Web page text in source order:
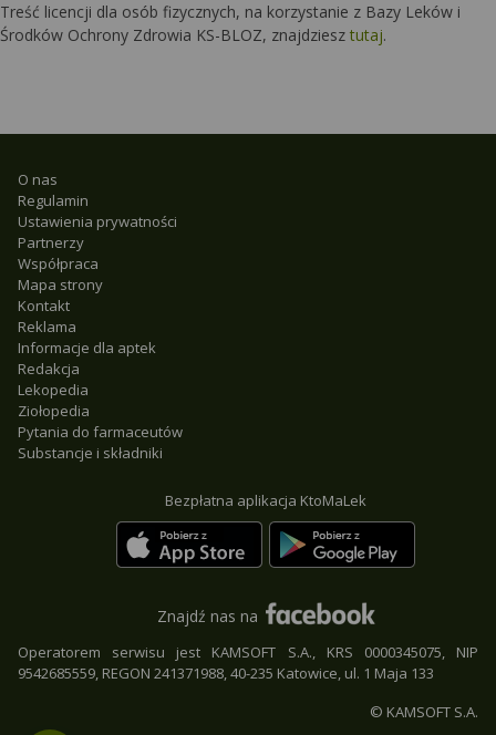
Treść licencji dla osób fizycznych, na korzystanie z Bazy Leków i
Środków Ochrony Zdrowia KS-BLOZ, znajdziesz tutaj.
O nas
Regulamin
Ustawienia prywatności
Partnerzy
Współpraca
Mapa strony
Kontakt
Reklama
Informacje dla aptek
Redakcja
Lekopedia
Ziołopedia
Pytania do farmaceutów
Substancje i składniki
Bezpłatna aplikacja KtoMaLek
Znajdź nas na
Operatorem serwisu jest KAMSOFT S.A., KRS 0000345075, NIP
9542685559, REGON 241371988, 40-235 Katowice, ul. 1 Maja 133
© KAMSOFT S.A.